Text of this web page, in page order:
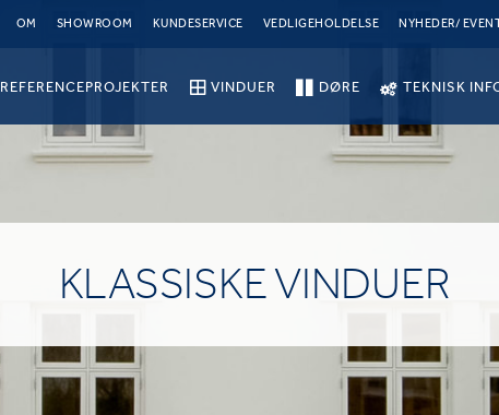
OM SHOWROOM KUNDESERVICE VEDLIGEHOLDELSE NYHEDER/
REFERENCEPROJEKTER VINDUER DØRE TEKNISK
KLASSISKE VINDUER